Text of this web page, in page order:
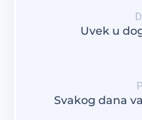
Uvek u
Svakog dana